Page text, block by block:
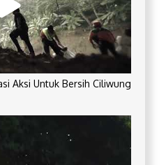
Aksi Untuk Bersih Ciliwung